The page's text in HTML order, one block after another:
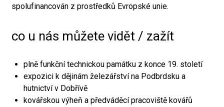
spolufinancován z prostředků Evropské unie.
co u nás můžete vidět / zažít
plně funkční technickou památku z konce 19. století
expozici k dějinám železářství na Podbrdsku a
hutnictví v Dobřívě
kovářskou výheň a předváděcí pracoviště kovářů